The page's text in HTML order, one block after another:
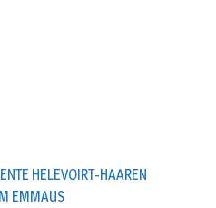
HELEVOIRT-HAAREN
EMMAUS